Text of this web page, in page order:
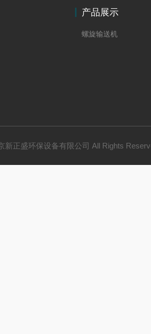
产品展示
螺旋输送机
新正盛环保设备有限公司 All Rights